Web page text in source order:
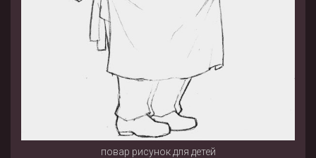
повар рисунок для детей